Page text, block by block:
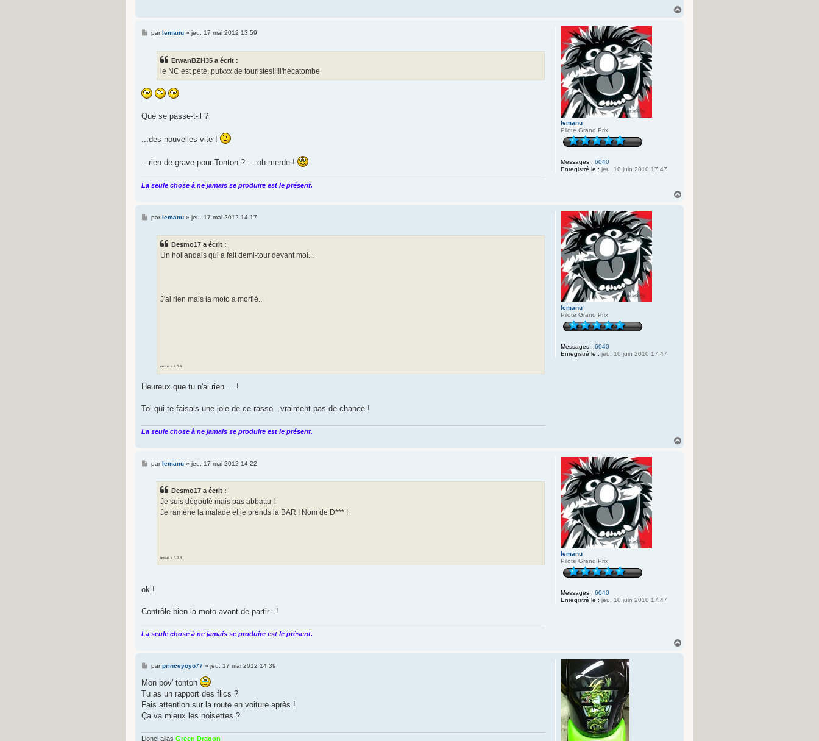
c
t
e
r
E
r
w
B
Z
H
3
lemanu
Pilote Grand Prix
Messages : 6040
Enregistré le : jeu. 10 juin 2010 17:47
Mparlemanu» jeu. 17 mai 2012 13:59
ErwanBZH35 a écrit :
le NC est pété..putxxx de touristes!!!!l'hécatombe
Que se passe-t-il ?
...des nouvelles vite !
...rien de grave pour Tonton ? ....oh merde !
La seule chose à ne jamais se produire est le présent.
lemanu
Pilote Grand Prix
Messages : 6040
Enregistré le : jeu. 10 juin 2010 17:47
Mparlemanu» jeu. 17 mai 2012 14:17
Desmo17 a écrit :
Un hollandais qui a fait demi-tour devant moi...
J'ai rien mais la moto a morflé...
nexus s 4.0.4
Heureux que tu n'ai rien.... !
Toi qui te faisais une joie de ce rasso...vraiment pas de chance !
La seule chose à ne jamais se produire est le présent.
lemanu
Pilote Grand Prix
Messages : 6040
Enregistré le : jeu. 10 juin 2010 17:47
Mparlemanu» jeu. 17 mai 2012 14:22
Desmo17 a écrit :
Je suis dégoûté mais pas abbattu !
Je ramène la malade et je prends la BAR ! Nom de D*** !
nexus s 4.0.4
ok !
Contrôle bien la moto avant de partir...!
La seule chose à ne jamais se produire est le présent.
M
s
s
a
g
e
parprinceyoyo77» jeu. 17 mai 2012 14:39
Mon pov' tonton
Tu as un rapport des flics ?
Fais attention sur la route en voiture après !
Ça va mieux les noisettes ?
Lionel alias Green Dragon